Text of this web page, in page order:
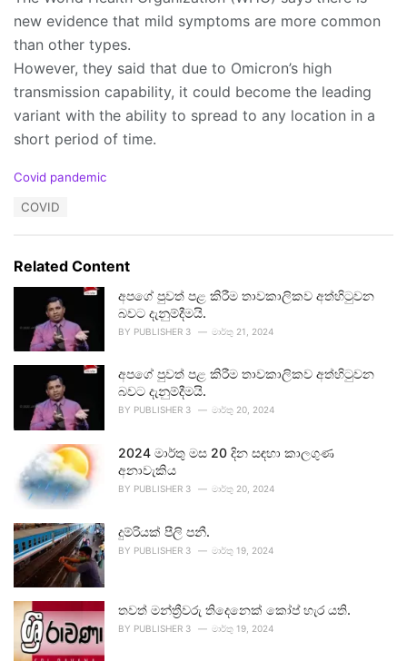
new evidence that mild symptoms are more common
than other types.
However, they said that due to Omicron’s high
transmission capability, it could become the leading
variant with the ability to spread to any location in a
short period of time.
C
o
r
i
Covid pandemic
:
COVID
Related Content
අපගේ පුවත් පළ කිරීම තාවකාලිකව අත්හිටුවන
බවට දැනුම්දීමයි.
BY PUBLISHER 3 මාර්තු 21, 2024
අපගේ පුවත් පළ කිරීම තාවකාලිකව අත්හිටුවන
බවට දැනුම්දීමයි.
BY PUBLISHER 3 මාර්තු 20, 2024
2024 මාර්තු මස 20 දින සඳහා කාලගුණ
අනාවැකිය
BY PUBLISHER 3 මාර්තු 20, 2024
දුම්රියක් පීලි පනී.
BY PUBLISHER 3 මාර්තු 19, 2024
තවත් මන්ත්‍රීවරු තිදෙනෙක් කෝප් හැර යති.
BY PUBLISHER 3 මාර්තු 19, 2024